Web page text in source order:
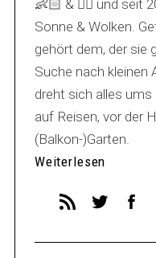
👶🏻 & 🐕‍🦺 und seit
Sonne & Wolken.
gehört dem, der sie
Suche nach kleinen
dreht sich alles
auf Reisen, vor der
(Balkon-)Garten.
Weiterlesen